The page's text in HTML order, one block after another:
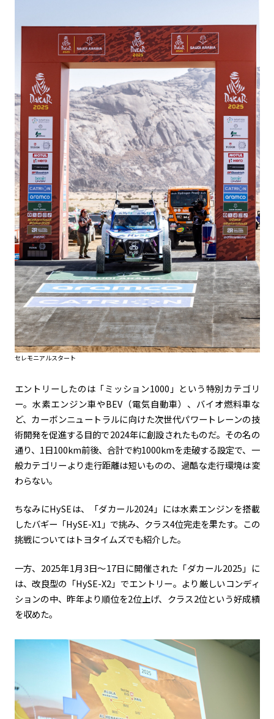
セレモニアルスタート
エントリーしたのは「ミッション1000」という特別カテゴリ
ー。水素エンジン車やBEV（電気自動車）、バイオ燃料車な
ど、カーボンニュートラルに向けた次世代パワートレーンの技
術開発を促進する目的で2024年に創設されたものだ。その名の
通り、1日100km前後、合計で約1000kmを走破する設定で、一
般カテゴリーより走行距離は短いものの、過酷な走行環境は変
わらない。
ちなみにHySEは、「ダカール2024」には水素エンジンを搭載
したバギー「HySE-X1」で挑み、クラス4位完走を果たす。この
挑戦についてはトヨタイムズでも紹介した。
一方、2025年1月3日〜17日に開催された「ダカール2025」に
は、改良型の「HySE-X2」でエントリー。より厳しいコンディ
ションの中、昨年より順位を2位上げ、クラス2位という好成績
を収めた。